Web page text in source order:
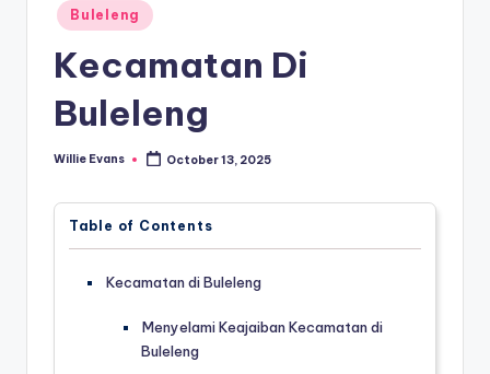
Posted
in
Buleleng
Kecamatan Di
Buleleng
Posted
Willie Evans October 13, 2025
Table of Contents
Kecamatan di Buleleng
Menyelami Keajaiban Kecamatan di
Buleleng